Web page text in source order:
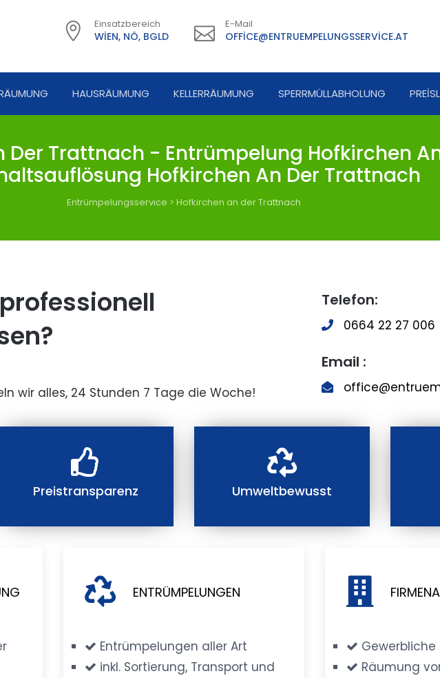
Einsatzbereich
WIEN, NÖ, BGLD
E-Mail
OFFICE@ENTRUEMPELUNGSSERVICE.AT
HAUSRÄUMUNG KELLERRÄUMUNG SPERRMÜLLABHOLUNG
Der Trattnach - Entrümpelung Hofkirchen
Hofkirchen An Der Trattnach
Entrümpelungsservice > Hofkirchen an der Trattnach
wir alles, 24 Stunden 7 Tage die Woche!
Telefon:
0664 22 27 006
Email :
Preistransparenz Umweltbewusst
ENTRÜMPELUNGEN
Entrümpelungen aller Art
inkl. Sortierung, Transport und
Gewerbliche
Räumung